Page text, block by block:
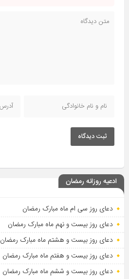
ثبت دیدگاه
ادعیه روزانه رمضان
دعای روز سی ام ماه مبارک رمضان
دعای روز بیست و نهم ماه مبارک رمضان
دعای روز بیست و هشتم ماه مبارک رمضان
دعای روز بیست و هفتم ماه مبارک رمضان
دعای روز بیست و ششم ماه مبارک رمضان